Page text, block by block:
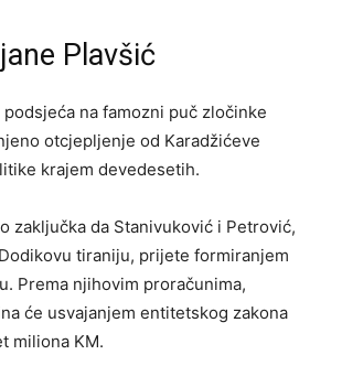
Plavšić
na famozni puč zločinke
otcjepljenje od Karadžićeve
krajem devedesetih.
zaključka da Stanivuković i Petrović,
tiraniju, prijete formiranjem
Prema njihovim proračunima,
će usvajanjem entitetskog zakona
miliona KM.